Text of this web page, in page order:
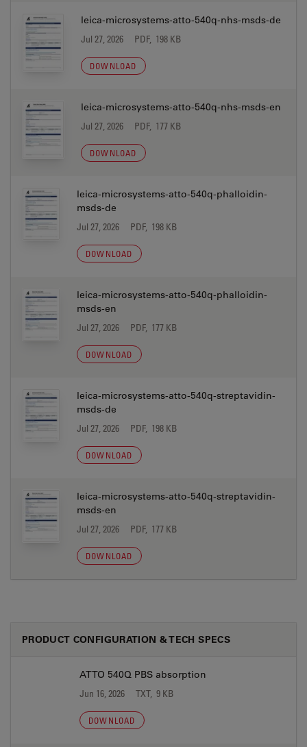
leica-microsystems-atto-540q-nhs-msds-de
Jul 27, 2026 PDF, 198 KB
DOWNLOAD
leica-microsystems-atto-540q-nhs-msds-en
Jul 27, 2026 PDF, 177 KB
DOWNLOAD
leica-microsystems-atto-540q-phalloidin-
msds-de
Jul 27, 2026 PDF, 198 KB
DOWNLOAD
leica-microsystems-atto-540q-phalloidin-
msds-en
Jul 27, 2026 PDF, 177 KB
DOWNLOAD
leica-microsystems-atto-540q-streptavidin-
msds-de
Jul 27, 2026 PDF, 198 KB
DOWNLOAD
leica-microsystems-atto-540q-streptavidin-
msds-en
Jul 27, 2026 PDF, 177 KB
DOWNLOAD
PRODUCT CONFIGURATION & TECH SPECS
ATTO 540Q PBS absorption
Jun 16, 2026 TXT, 9 KB
DOWNLOAD